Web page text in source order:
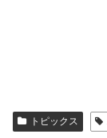
トピックス